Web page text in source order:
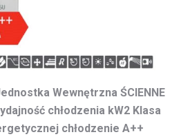
Wewnętrzna ŚCIENNE
chłodzenia kW2 Klasa
chłodzenie A++